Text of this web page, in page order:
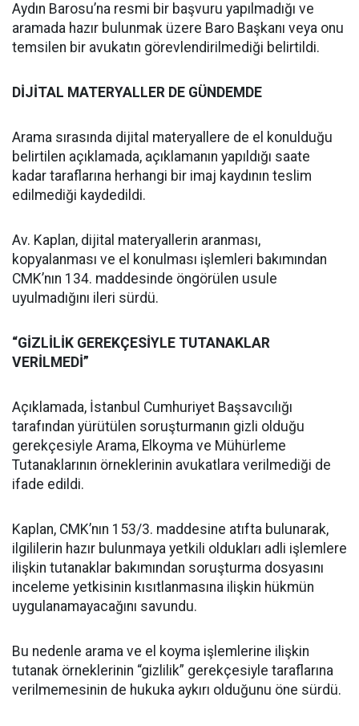
Aydın Barosu’na resmi bir başvuru yapılmadığı ve
aramada hazır bulunmak üzere Baro Başkanı veya onu
temsilen bir avukatın görevlendirilmediği belirtildi.
DİJİTAL MATERYALLER DE GÜNDEMDE
Arama sırasında dijital materyallere de el konulduğu
belirtilen açıklamada, açıklamanın yapıldığı saate
kadar taraflarına herhangi bir imaj kaydının teslim
edilmediği kaydedildi.
Av. Kaplan, dijital materyallerin aranması,
kopyalanması ve el konulması işlemleri bakımından
CMK’nın 134. maddesinde öngörülen usule
uyulmadığını ileri sürdü.
“GİZLİLİK GEREKÇESİYLE TUTANAKLAR
VERİLMEDİ”
Açıklamada, İstanbul Cumhuriyet Başsavcılığı
tarafından yürütülen soruşturmanın gizli olduğu
gerekçesiyle Arama, Elkoyma ve Mühürleme
Tutanaklarının örneklerinin avukatlara verilmediği de
ifade edildi.
Kaplan, CMK’nın 153/3. maddesine atıfta bulunarak,
ilgililerin hazır bulunmaya yetkili oldukları adli işlemlere
ilişkin tutanaklar bakımından soruşturma dosyasını
inceleme yetkisinin kısıtlanmasına ilişkin hükmün
uygulanamayacağını savundu.
Bu nedenle arama ve el koyma işlemlerine ilişkin
tutanak örneklerinin “gizlilik” gerekçesiyle taraflarına
verilmemesinin de hukuka aykırı olduğunu öne sürdü.